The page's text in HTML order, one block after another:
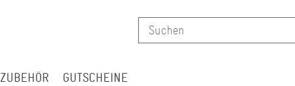
ZUBEHÖR GUTSCHEINE